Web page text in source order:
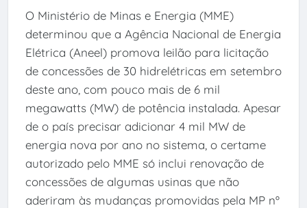
O Ministério de Minas e Energia (MME)
determinou que a Agência Nacional de Energia
Elétrica (Aneel) promova leilão para licitação
de concessões de 30 hidrelétricas em setembro
deste ano, com pouco mais de 6 mil
megawatts (MW) de potência instalada. Apesar
de o país precisar adicionar 4 mil MW de
energia nova por ano no sistema, o certame
autorizado pelo MME só inclui renovação de
concessões de algumas usinas que não
aderiram às mudanças promovidas pela MP nº